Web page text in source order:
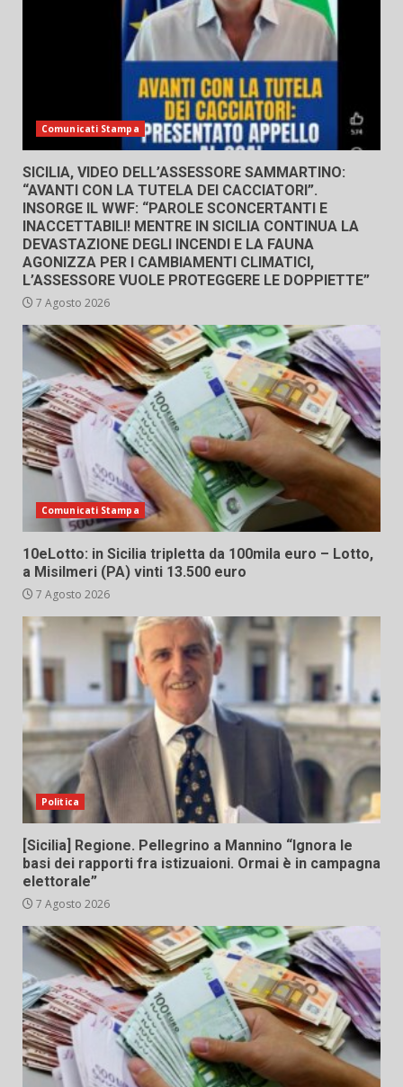
Comunicati Stampa
SICILIA, VIDEO DELL’ASSESSORE SAMMARTINO:
“AVANTI CON LA TUTELA DEI CACCIATORI”.
INSORGE IL WWF: “PAROLE SCONCERTANTI E
INACCETTABILI! MENTRE IN SICILIA CONTINUA LA
DEVASTAZIONE DEGLI INCENDI E LA FAUNA
AGONIZZA PER I CAMBIAMENTI CLIMATICI,
L’ASSESSORE VUOLE PROTEGGERE LE DOPPIETTE”
7 Agosto 2026
Comunicati Stampa
10eLotto: in Sicilia tripletta da 100mila euro – Lotto,
a Misilmeri (PA) vinti 13.500 euro
7 Agosto 2026
Politica
[Sicilia] Regione. Pellegrino a Mannino “Ignora le
basi dei rapporti fra istizuaioni. Ormai è in campagna
elettorale”
7 Agosto 2026